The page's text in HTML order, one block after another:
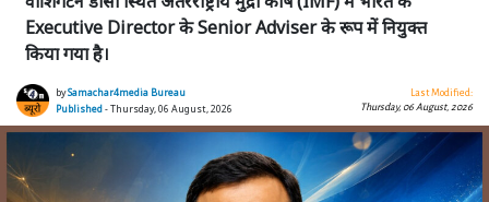
Executive Director के Senior Adviser के रूप में नियुक्त
किया गया है।
bySamachar4media Bureau
Published- Thursday, 06 August, 2026
Last Modified:
Thursday, 06 August, 2026